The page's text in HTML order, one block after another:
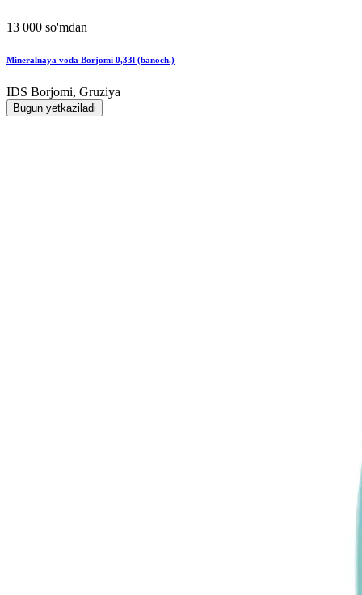
13 000 so'mdan
Mineralnaya voda Borjomi 0,33l (banoch.)
IDS Borjomi, Gruziya
Bugun yetkaziladi